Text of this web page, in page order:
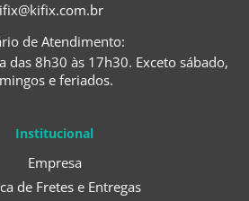
Institucional
Empresa
de Fretes e Entregas
de Atendimento:
das 8h30 às 17h30. Exceto sábado,
e feriados.